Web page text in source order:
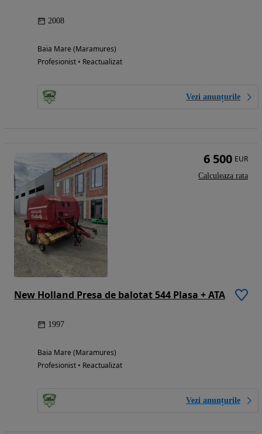
2008
Baia Mare (Maramures)
Profesionist • Reactualizat
Vezi anunțurile
New Holland Presa de balotat 544 Plasa + ATA
1997
Baia Mare (Maramures)
Profesionist • Reactualizat
Vezi anunțurile
6 500 EUR
Calculeaza rata